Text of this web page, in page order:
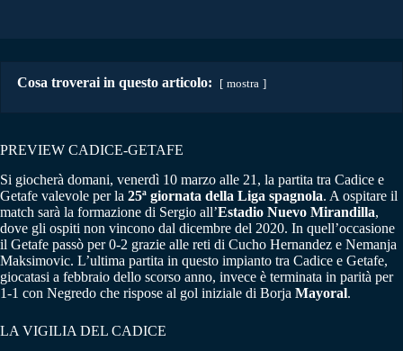
Cosa troverai in questo articolo: mostra
PREVIEW CADICE-GETAFE
Si giocherà domani, venerdì 10 marzo alle 21, la partita tra Cadice e
Getafe valevole per la 25ª giornata della Liga spagnola. A ospitare il
match sarà la formazione di Sergio all’Estadio Nuevo Mirandilla,
dove gli ospiti non vincono dal dicembre del 2020. In quell’occasione
il Getafe passò per 0-2 grazie alle reti di Cucho Hernandez e Nemanja
Maksimovic. L’ultima partita in questo impianto tra Cadice e Getafe,
giocatasi a febbraio dello scorso anno, invece è terminata in parità per
1-1 con Negredo che rispose al gol iniziale di Borja Mayoral.
LA VIGILIA DEL CADICE